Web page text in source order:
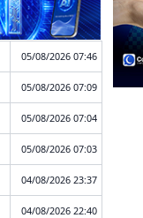
05/08/2026 07:46
05/08/2026 07:09
05/08/2026 07:04
05/08/2026 07:03
04/08/2026 23:37
04/08/2026 22:40